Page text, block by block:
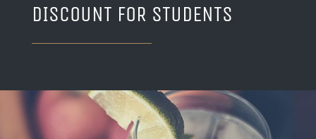
DISCOUNT FOR STUDENTS